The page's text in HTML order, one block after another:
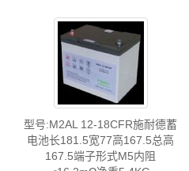
型号:M2AL 12-18CFR施耐德蓄
电池长181.5宽77高167.5总高
167.5端子形式M5内阻